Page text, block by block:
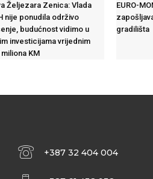
Željezara Zenica: Vlada
nije ponudila održivo
budućnost vidimo u
investicijama vrijednim
miliona KM
EURO-
gradilišta
+387 32 404 004